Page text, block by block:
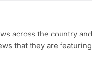
across the country and
that they are featuring